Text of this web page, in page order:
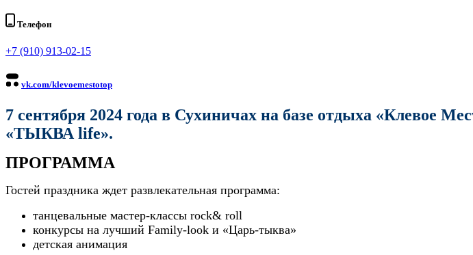
Телефон
+7 (910) 913-02-15
vk.com/klevoemestotop
7 сентября 2024 года в Сухиничах на базе отдыха «Клевое
«ТЫКВА life».
ПРОГРАММА
Гостей праздника ждет развлекательная программа:
танцевальные мастер-классы rock& roll
конкурсы на лучший Family-look и «Царь-тыква»
детская анимация